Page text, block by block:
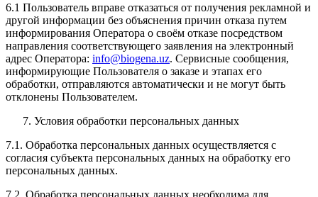
6.1 Пользователь вправе отказаться от получения рекламной и
другой информации без объяснения причин отказа путем
информирования Оператора о своём отказе посредством
направления соответствующего заявления на электронный
адрес Оператора: info@biogena.uz. Сервисные сообщения,
информирующие Пользователя о заказе и этапах его
обработки, отправляются автоматически и не могут быть
отклонены Пользователем.
Условия обработки персональных данных
7.1. Обработка персональных данных осуществляется с
согласия субъекта персональных данных на обработку его
персональных данных.
7.2. Обработка персональных данных необходима для